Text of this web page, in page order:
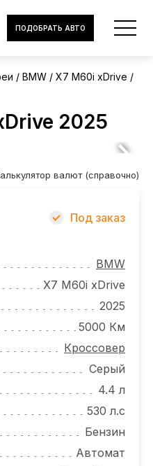
ПОДОБРАТЬ АВТО
BMW
X7 M60i xDrive
2025
валют (справочно)
Под заказ
BMW
X7 M60i xDrive
2025
5000 Км
Кроссовер
Серый
4.4 л
530 л.с
Бензин
Автомат